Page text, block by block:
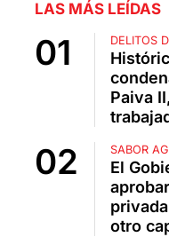
LAS MÁS LEÍDAS
DELITOS
Paiva
SABOR
El
otro